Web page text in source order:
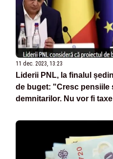
11 dec. 2023, 13:23
Liderii PNL, la finalul
de buget: "Cresc pensiile
demnitarilor. Nu vor fi